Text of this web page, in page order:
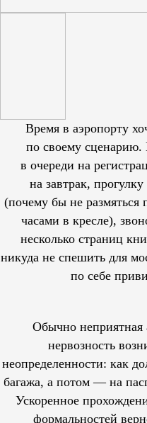
Время в аэропорту
по своему сценарию.
в очереди на
на завтрак,
(почему бы не размяться
часами в кресле),
несколько страниц
никуда не спешить для
по себе
Обычно неприятная
нервозность
неопределенности: как
багажа, а потом — на
Ускоренное
формальностей